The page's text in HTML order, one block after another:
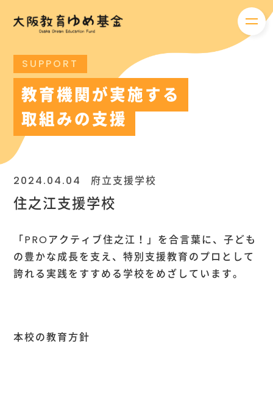
メニ
SUPPORT
教育機関が実施する
取組みの支援
2024.04.04 府立支援学校
住之江支援学校
「PROアクティブ住之江！」を合言葉に、子ども
の豊かな成長を支え、特別支援教育のプロとして
誇れる実践をすすめる学校をめざしています。
本校の教育方針